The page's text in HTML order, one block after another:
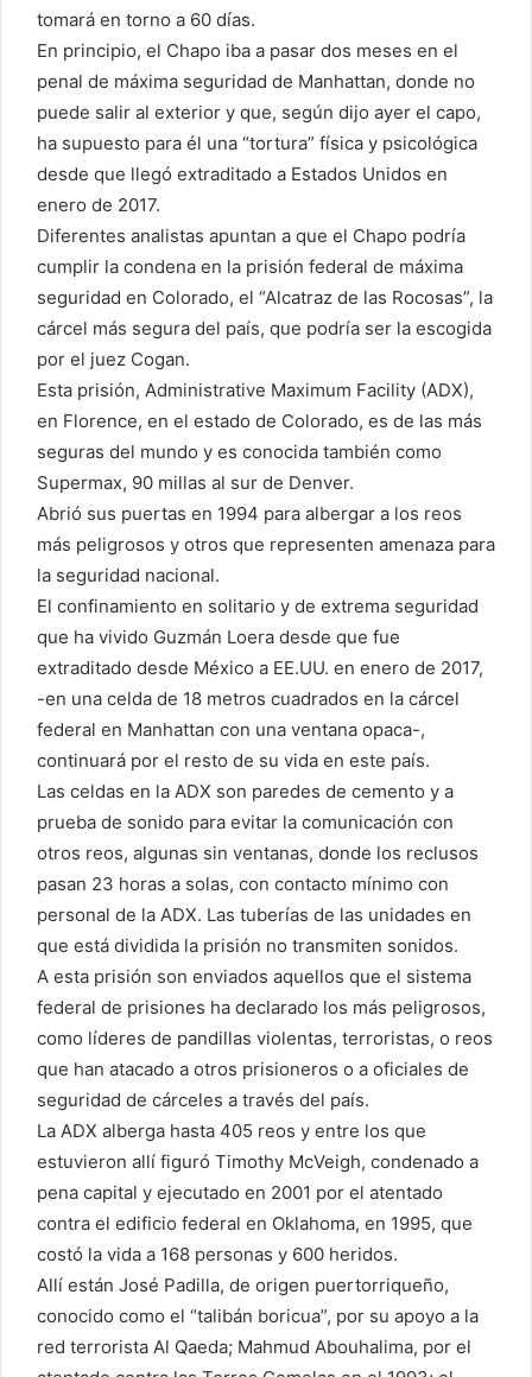
tomará en torno a 60 días.
En principio, el Chapo iba a pasar dos meses en el
penal de máxima seguridad de Manhattan, donde no
puede salir al exterior y que, según dijo ayer el capo,
ha supuesto para él una “tortura” física y psicológica
desde que llegó extraditado a Estados Unidos en
enero de 2017.
Diferentes analistas apuntan a que el Chapo podría
cumplir la condena en la prisión federal de máxima
seguridad en Colorado, el “Alcatraz de las Rocosas”, la
cárcel más segura del país, que podría ser la escogida
por el juez Cogan.
Esta prisión, Administrative Maximum Facility (ADX),
en Florence, en el estado de Colorado, es de las más
seguras del mundo y es conocida también como
Supermax, 90 millas al sur de Denver.
Abrió sus puertas en 1994 para albergar a los reos
más peligrosos y otros que representen amenaza para
la seguridad nacional.
El confinamiento en solitario y de extrema seguridad
que ha vivido Guzmán Loera desde que fue
extraditado desde México a EE.UU. en enero de 2017,
-en una celda de 18 metros cuadrados en la cárcel
federal en Manhattan con una ventana opaca-,
continuará por el resto de su vida en este país.
Las celdas en la ADX son paredes de cemento y a
prueba de sonido para evitar la comunicación con
otros reos, algunas sin ventanas, donde los reclusos
pasan 23 horas a solas, con contacto mínimo con
personal de la ADX. Las tuberías de las unidades en
que está dividida la prisión no transmiten sonidos.
A esta prisión son enviados aquellos que el sistema
federal de prisiones ha declarado los más peligrosos,
como líderes de pandillas violentas, terroristas, o reos
que han atacado a otros prisioneros o a oficiales de
seguridad de cárceles a través del país.
La ADX alberga hasta 405 reos y entre los que
estuvieron allí figuró Timothy McVeigh, condenado a
pena capital y ejecutado en 2001 por el atentado
contra el edificio federal en Oklahoma, en 1995, que
costó la vida a 168 personas y 600 heridos.
Allí están José Padilla, de origen puertorriqueño,
conocido como el “talibán boricua”, por su apoyo a la
red terrorista Al Qaeda; Mahmud Abouhalima, por el